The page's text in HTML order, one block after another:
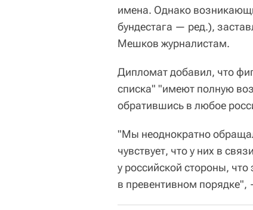
имена. Однако
бундестага — ред.),
Мешков журналистам.
Дипломат добавил, что
списка" "имеют полную
обратившись в любое
"Мы неоднократно
чувствует, что у них в
у российской стороны, что
в превентивном